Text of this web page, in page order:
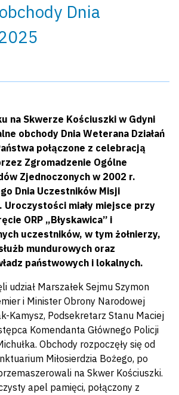
Dnia
na Skwerze Kościuszki w Gdyni
obchody Dnia Weterana Działań
połączone z celebracją
Zgromadzenie Ogólne
Zjednoczonych w 2002 r.
Dnia Uczestników Misji
Uroczystości miały miejsce przy
ORP „Błyskawica” i
uczestników, w tym żołnierzy,
mundurowych oraz
państwowych i lokalnych.
udział Marszałek Sejmu Szymon
i Minister Obrony Narodowej
Kamysz, Podsekretarz Stanu Maciej
Komendanta Głównego Policji
Obchody rozpoczęły się od
Miłosierdzia Bożego, po
na Skwer Kościuszki.
apel pamięci, połączony z